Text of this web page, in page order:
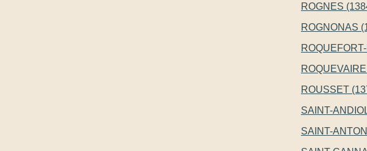
ROGNES
ROGNONAS
ROUSSET
SAINT-
SAINT-